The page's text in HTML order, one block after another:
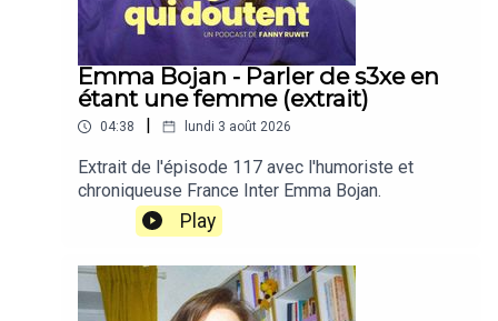
Emma Bojan - Parler de s3xe en
étant une femme (extrait)
04:38 lundi 3 août 2026
Extrait de l'épisode 117 avec l'humoriste et
chroniqueuse France Inter Emma Bojan.
Play